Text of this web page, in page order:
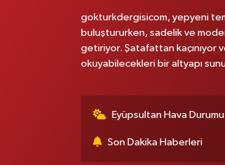
gokturkdergisicom, yepyeni
buluştururken, sadelik ve
getiriyor. Şatafattan kaçınıyor
okuyabilecekleri bir altyapı
Eyüpsultan Hava Durumu
Son Dakika Haberleri